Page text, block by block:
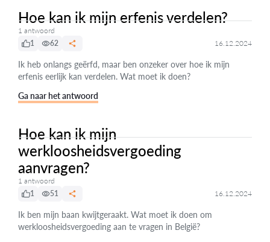
Hoe kan ik mijn erfenis verdelen?
1 antwoord
1
62 16.12.2024
Ik heb onlangs geërfd, maar ben onzeker over hoe ik mijn
erfenis eerlijk kan verdelen. Wat moet ik doen?
Ga naar het antwoord
Hoe kan ik mijn
werkloosheidsvergoeding
aanvragen?
1 antwoord
1
51 16.12.2024
Ik ben mijn baan kwijtgeraakt. Wat moet ik doen om
werkloosheidsvergoeding aan te vragen in België?